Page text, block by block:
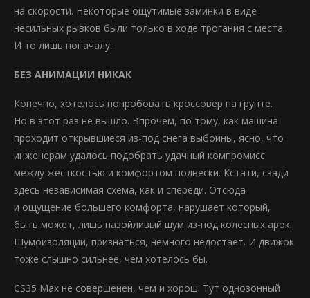
на скорости. Некоторые ощутимые заминки в виде
несильных рывков были только в ходе трогания с места.
И то лишь поначалу.
БЕЗ АНИМАЦИИ НИКАК
Конечно, хотелось попробовать кроссовер на грунте.
Но в этот раз не вышло. Впрочем, по тому, как машина
проходит открывшиеся из-под снега выбоины, ясно, что
инженерам удалось подобрать удачный компромисс
между жесткостью и комфортом подвески. Кстати, сзади
здесь независимая схема, как и спереди. Отсюда
и ощущение большего комфорта, нарушает который,
быть может, лишь назойливый шум из-под колесных арок.
Шумоизоляции, признаться, немного недостает. И движок
тоже слышно сильнее, чем хотелось бы.
CS35 Max не совершенен, чем и хорош. Тут однозонный